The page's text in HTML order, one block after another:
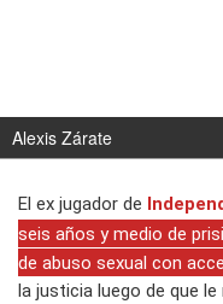
Alexis Zárate
El ex jugador de
seis años y medio de
de abuso sexual con
la justicia luego de que